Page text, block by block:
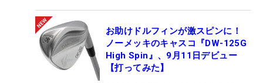
お助けドルフィンが激スピンに！
ノーメッキのキャスコ『DW-125G
High Spin』、9月11日デビュー
【打ってみた】